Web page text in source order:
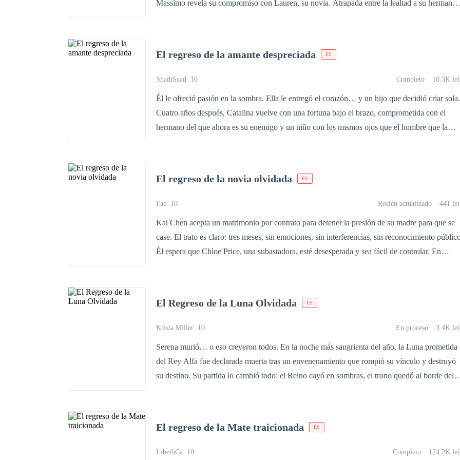
Massimo revela su compromiso con Lauren, su novia. Atrapada entre la lealtad a su hermano
cambiado las reglas del juego. Blair, acompañada de un rival de Massimo y con tres hijos que
son un reflejo de su pasado, guarda secretos que podrían cambiarlo todo. ¿Podrá Massimo
El regreso de la amante despreciada ES
ShadiSaad 10 Completo 10.3K
Él le ofreció pasión en la sombra. Ella le entregó el corazón… y un hijo que decidió criar sola.
Cuatro años después, Catalina vuelve con una fortuna bajo el brazo, comprometida con el
hermano del que ahora es su enemigo y un niño con los mismos ojos que el hombre que la
y su mayor verdad?
El regreso de la novia olvidada ES
Fae 10 Recién actualizado 441
Kai Chen acepta un matrimonio por contrato para detener la presión de su madre para que se
case. El trato es claro: tres meses, sin emociones, sin interferencias, sin reconocimiento
Él espera que Chloe Price, una subastadora, esté desesperada y sea fácil de controlar. En
contrato termina, Chloe se marcha sin mirar atrás. Kai, en un pánico provocado por el alcohol
para perseguirla, estrella su coche. Sobrevive, pero pierde toda memoria de los últimos seis
como “Miranda”, una subastadora de renombre mundial. Cuando sus caminos se cruzan, él se
siente inexplicablemente atraído hacia ella, sin saber que ella es la “exesposa codiciosa” que él
denuncia públicamente. A medida que su obsesión con “Miranda” crece, la verdad sobre su
El Regreso de la Luna Olvidada ES
Krista Miller 10 En proceso 3.4K
Serena murió… o eso creyeron todos. En la noche más sangrienta del año, la Luna prometida
del Rey Alfa fue declarada muerta tras un envenenamiento que rompió su vínculo y destruyó
su destino. Su partida lo cambió todo: el Reino cayó en sombras, el trono quedó al borde del
encadenado al fantasma de Serena. Pero cuando mira a los ojos del niño, no puede negar la
verdad que la manada no está lista para aceptar: el futuro del reino está en peligro. Mientras
El regreso de la Mate traicionada ES
LibethCa 10 Completo 124.2K